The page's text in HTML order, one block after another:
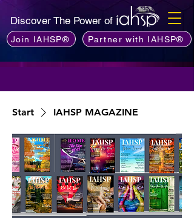
Discover The Power of
Join IAHSP® Partner with IAHSP®
Start IAHSP MAGAZINE